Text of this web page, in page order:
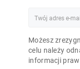
Możesz
celu należy
informacji